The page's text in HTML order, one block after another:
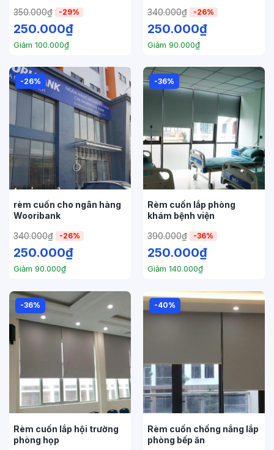
350.000₫ -29%
250.000₫
Giảm 100.000₫
340.000₫ -26%
250.000₫
Giảm 90.000₫
-26%
rèm cuốn cho ngân hàng
Wooribank
340.000₫ -26%
250.000₫
Giảm 90.000₫
-36%
Rèm cuốn lắp phòng
khám bệnh viện
390.000₫ -36%
250.000₫
Giảm 140.000₫
-36%
Rèm cuốn lắp hội trường
phòng họp
-40%
Rèm cuốn chống nắng lắp
phòng bếp ăn